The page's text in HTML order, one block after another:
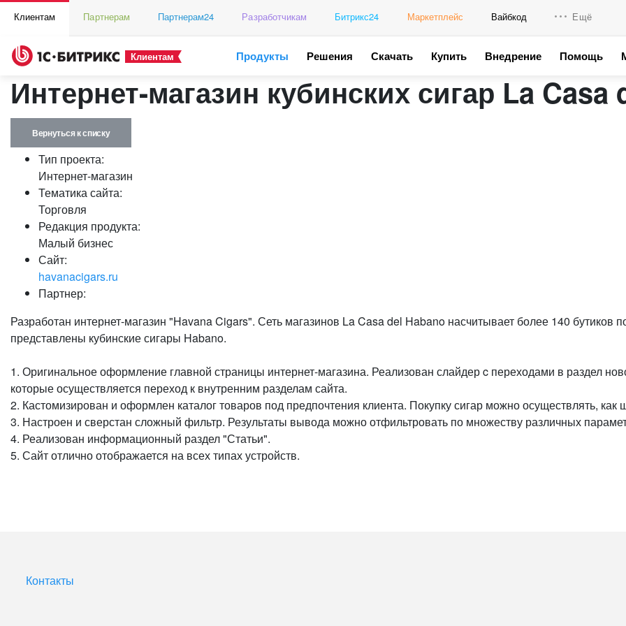
Клиентам Партнерам Партнерам24 Разработчикам Битрикс24 Маркетплейс Вайбкод Ещё
Промо
Клиентам Продукты Решения Скачать Купить Внедрение Помощь
Интернет-магазин кубинских сигар La Casa
Вернуться к списку
Тип проекта:
Интернет-магазин
Тематика сайта:
Торговля
Редакция продукта:
Малый бизнес
Сайт:
havanacigars.ru
Партнер:
Разработан интернет-магазин "Havana Cigars". Сеть магазинов La Casa del Habano насчитывает более 140 бутиков
представлены кубинские сигары Habano.
1. Оригинальное оформление главной страницы интернет-магазина. Реализован слайдер c переходами в раздел
которые осуществляется переход к внутренним разделам сайта.
2. Кастомизирован и оформлен каталог товаров под предпочтения клиента. Покупку сигар можно осуществлять, как
3. Настроен и сверстан сложный фильтр. Результаты вывода можно отфильтровать по множеству различных
4. Реализован информационный раздел "Статьи".
5. Сайт отлично отображается на всех типах устройств.
Контакты